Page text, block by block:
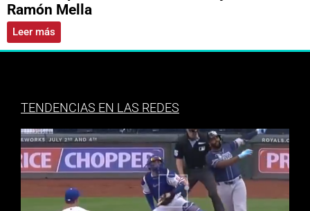
Ramón Mella
Leer más
TENDENCIAS EN LAS REDES